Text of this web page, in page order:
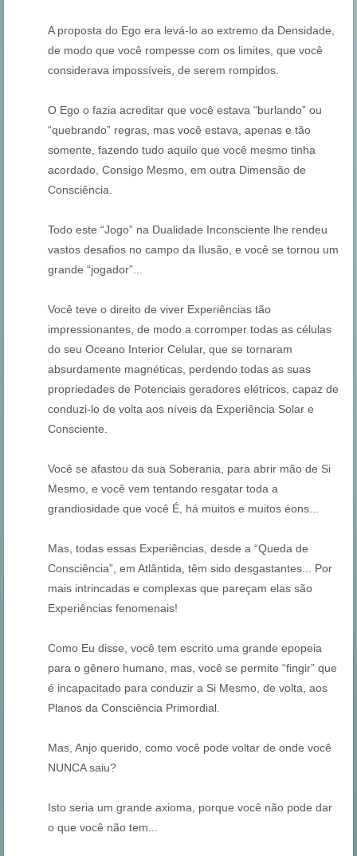
A proposta do Ego era levá-lo ao extremo da Densidade,
de modo que você rompesse com os limites, que você
considerava impossíveis, de serem rompidos.
O Ego o fazia acreditar que você estava “burlando” ou
“quebrando” regras, mas você estava, apenas e tão
somente, fazendo tudo aquilo que você mesmo tinha
acordado, Consigo Mesmo, em outra Dimensão de
Consciência.
Todo este “Jogo” na Dualidade Inconsciente lhe rendeu
vastos desafios no campo da Ilusão, e você se tornou um
grande “jogador”...
Você teve o direito de viver Experiências tão
impressionantes, de modo a corromper todas as células
do seu Oceano Interior Celular, que se tornaram
absurdamente magnéticas, perdendo todas as suas
propriedades de Potenciais geradores elétricos, capaz de
conduzi-lo de volta aos níveis da Experiência Solar e
Consciente.
Você se afastou da sua Soberania, para abrir mão de Si
Mesmo, e você vem tentando resgatar toda a
grandiosidade que você É, há muitos e muitos éons...
Mas, todas essas Experiências, desde a “Queda de
Consciência”, em Atlântida, têm sido desgastantes... Por
mais intrincadas e complexas que pareçam elas são
Experiências fenomenais!
Como Eu disse, você tem escrito uma grande epopeia
para o gênero humano, mas, você se permite “fingir” que
é incapacitado para conduzir a Si Mesmo, de volta, aos
Planos da Consciência Primordial.
Mas, Anjo querido, como você pode voltar de onde você
NUNCA saiu?
Isto seria um grande axioma, porque você não pode dar
o que você não tem...